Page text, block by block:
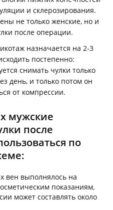
и склерозирования.
не только женские, но и
после операции.
назначается на 2-3
постепенно:
снимать чулки только
день, и только потом он
от компрессии.
мужские
после
по
вен выполнялось на
показаниям,
может составлять около